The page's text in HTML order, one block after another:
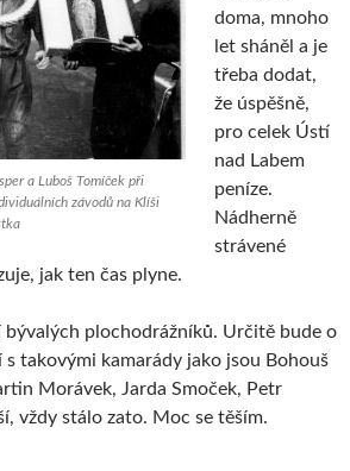
a Luboš Tomíček při
závodů na Klíši
doma, mnoho
let sháněl a je
třeba dodat,
že úspěšně,
pro celek Ústí
nad Labem
peníze.
Nádherně
strávené
jak ten čas plyne.
bývalých plochodrážníků. Určitě bude o
takovými kamarády jako jsou Bohouš
Morávek, Jarda Smoček, Petr
vždy stálo zato. Moc se těším.